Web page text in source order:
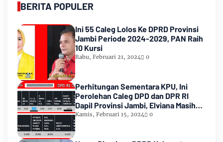
BERITA POPULER
Ini 55 Caleg Lolos Ke DPRD Provinsi
Jambi Periode 2024-2029, PAN Raih
10 Kursi
Rabu, Februari 21, 2024 0
Perhitungan Sementara KPU, Ini
Perolehan Caleg DPD dan DPR RI
Dapil Provinsi Jambi, Elviana Masih
Urutan Kedua Teratas
Kamis, Februari 15, 2024 0